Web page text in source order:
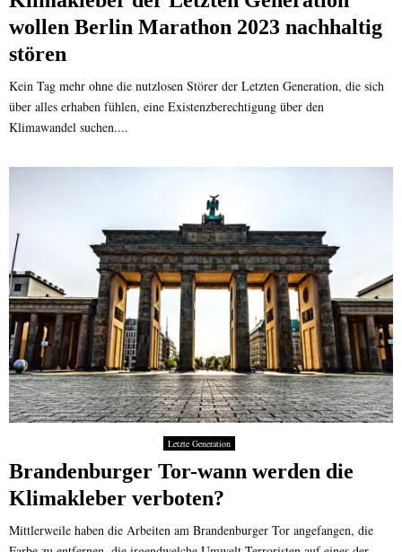
wollen Berlin Marathon 2023 nachhaltig
stören
Kein Tag mehr ohne die nutzlosen Störer der Letzten Generation, die sich
über alles erhaben fühlen, eine Existenzberechtigung über den
Klimawandel suchen....
Letzte Generation
Brandenburger Tor-wann werden die
Klimakleber verboten?
Mittlerweile haben die Arbeiten am Brandenburger Tor angefangen, die